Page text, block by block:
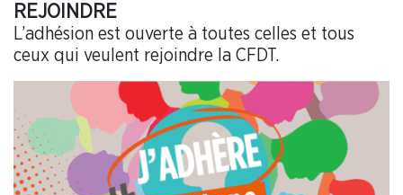
REJOINDRE
L’adhésion est ouverte à toutes celles et tous
ceux qui veulent rejoindre la CFDT.